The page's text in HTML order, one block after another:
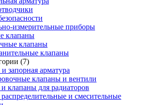
измерительные приборы
клапаны
клапаны
клапаны
(7)
запорная арматура
клапаны и вентили
клапаны для радиаторов
и смесительные